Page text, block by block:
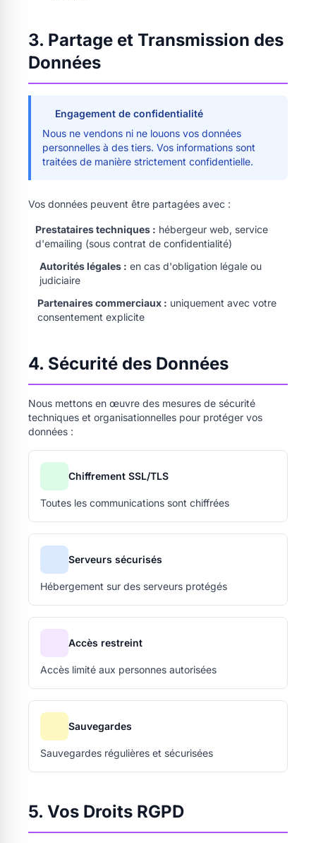
3. Partage et Transmission des
Données
Engagement de confidentialité
Nous ne vendons ni ne louons vos données
personnelles à des tiers. Vos informations sont
traitées de manière strictement confidentielle.
Vos données peuvent être partagées avec :
Prestataires techniques : hébergeur web, service
d'emailing (sous contrat de confidentialité)
Autorités légales : en cas d'obligation légale ou
judiciaire
Partenaires commerciaux : uniquement avec votre
consentement explicite
4. Sécurité des Données
Nous mettons en œuvre des mesures de sécurité
techniques et organisationnelles pour protéger vos
données :
Chiffrement SSL/TLS
Toutes les communications sont chiffrées
Serveurs sécurisés
Hébergement sur des serveurs protégés
Accès restreint
Accès limité aux personnes autorisées
Sauvegardes
Sauvegardes régulières et sécurisées
5. Vos Droits RGPD